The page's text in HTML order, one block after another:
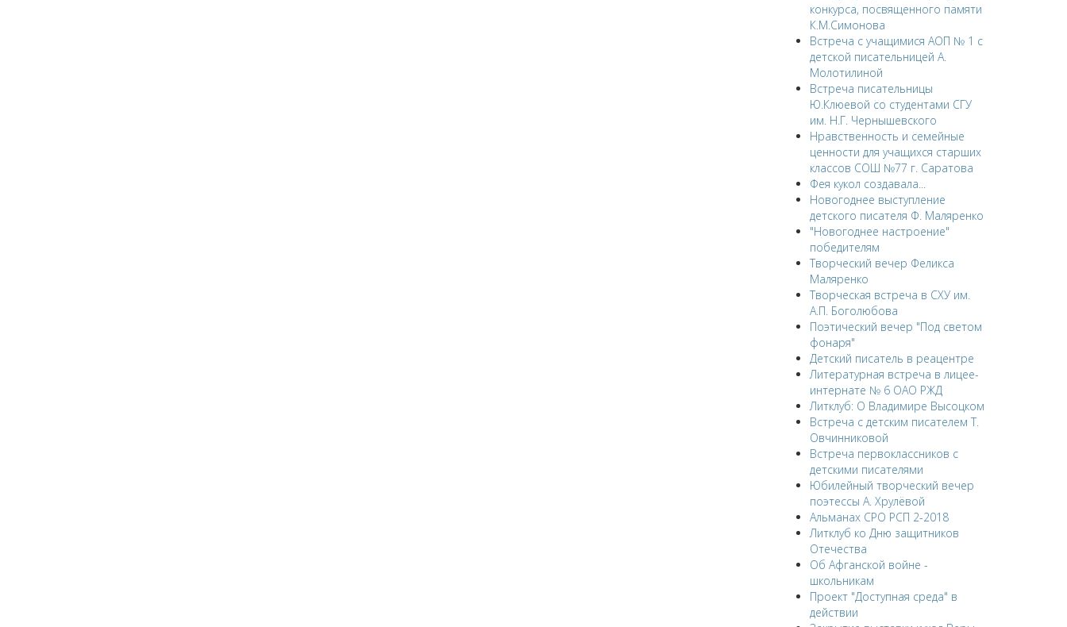
конкурса, посвященного памяти
К.М.Симонова
Встреча с учащимися АОП № 1 с
детской писательницей А.
Молотилиной
Встреча писательницы
Ю.Клюевой со студентами СГУ
им. Н.Г. Чернышевского
Нравственность и семейные
ценности для учащихся старших
классов СОШ №77 г. Саратова
Фея кукол создавала...
Новогоднее выступление
детского писателя Ф. Маляренко
"Новогоднее настроение"
победителям
Творческий вечер Феликса
Маляренко
Творческая встреча в СХУ им.
А.П. Боголюбова
Поэтический вечер "Под светом
фонаря"
Детский писатель в реацентре
Литературная встреча в лицее-
интернате № 6 ОАО РЖД
Литклуб: О Владимире Высоцком
Встреча с детским писателем Т.
Овчинниковой
Встреча первоклассников с
детскими писателями
Юбилейный творческий вечер
поэтессы А. Хрулёвой
Альманах СРО РСП 2-2018
Литклуб ко Дню защитников
Отечества
Об Афганской войне -
школьникам
Проект "Доступная среда" в
действии